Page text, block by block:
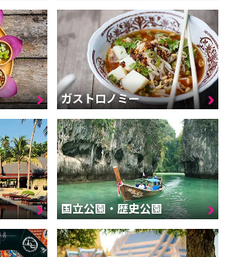
ガストロノミー
国立公園・歴史公園